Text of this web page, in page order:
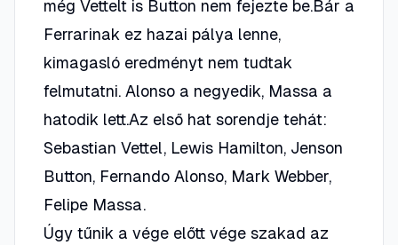
még Vettelt is Button nem fejezte be.Bár a
Ferrarinak ez hazai pálya lenne,
kimagasló eredményt nem tudtak
felmutatni. Alonso a negyedik, Massa a
hatodik lett.Az első hat sorendje tehát:
Sebastian Vettel, Lewis Hamilton, Jenson
Button, Fernando Alonso, Mark Webber,
Felipe Massa.
Úgy tűnik a vége előtt vége szakad az